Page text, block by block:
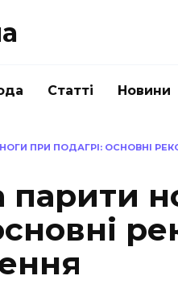
Статті Новини
ПРИ ПОДАГРІ: ОСНОВНІ